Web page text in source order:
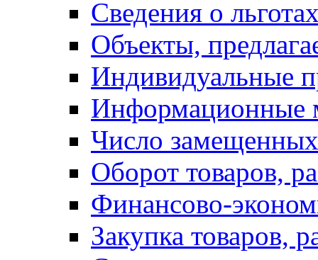
Сведения о
Объекты,
Индивидуальные
Информационные
Число
Оборот товаров,
Финансово-
Закупка товаров,